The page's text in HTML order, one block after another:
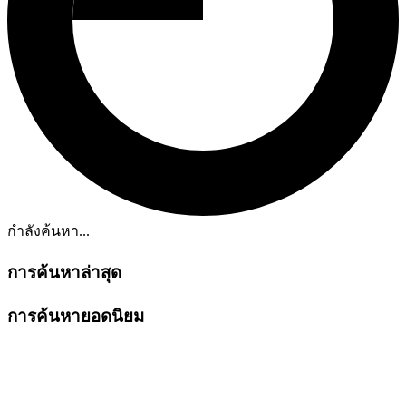
กำลังค้นหา...
การค้นหาล่าสุด
การค้นหายอดนิยม